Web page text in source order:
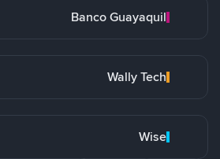
Banco Guayaquil
Wally Tech
Wise